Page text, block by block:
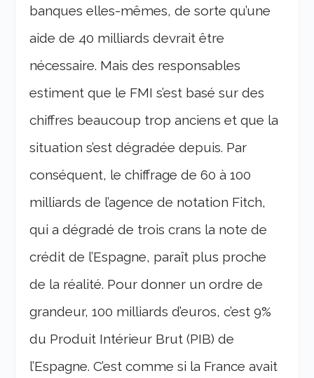
banques elles-mêmes, de sorte qu’une
aide de 40 milliards devrait être
nécessaire. Mais des responsables
estiment que le FMI s’est basé sur des
chiffres beaucoup trop anciens et que la
situation s’est dégradée depuis. Par
conséquent, le chiffrage de 60 à 100
milliards de l’agence de notation Fitch,
qui a dégradé de trois crans la note de
crédit de l’Espagne, paraît plus proche
de la réalité. Pour donner un ordre de
grandeur, 100 milliards d’euros, c’est 9%
du Produit Intérieur Brut (PIB) de
l’Espagne. C’est comme si la France avait